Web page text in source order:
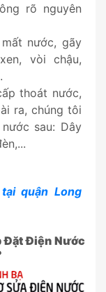
rõ nguyên
nước, gãy
vòi chậu,
thoát nước,
ra, chúng tôi
sau: Dây
quận Long
Đặt Điện Nước